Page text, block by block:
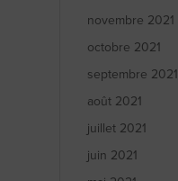
novembre 2021
octobre 2021
septembre 2021
août 2021
juillet 2021
juin 2021